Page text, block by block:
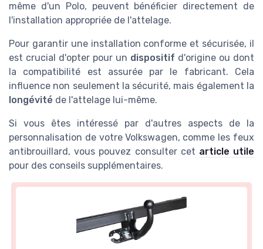
même d'un Polo, peuvent bénéficier directement de
l'installation appropriée de l'attelage.
Pour garantir une installation conforme et sécurisée, il
est crucial d'opter pour un dispositif d'origine ou dont
la compatibilité est assurée par le fabricant. Cela
influence non seulement la sécurité, mais également la
longévité de l'attelage lui-même.
Si vous êtes intéressé par d'autres aspects de la
personnalisation de votre Volkswagen, comme les feux
antibrouillard, vous pouvez consulter cet article utile
pour des conseils supplémentaires.